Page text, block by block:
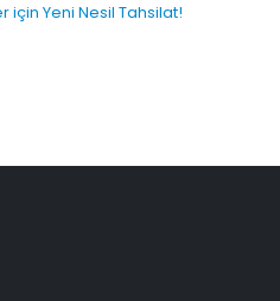
için Yeni Nesil Tahsilat!